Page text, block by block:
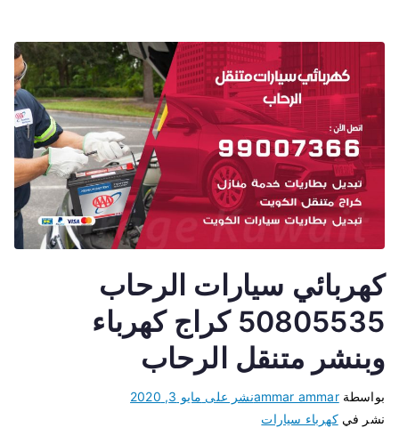
كهربائي سيارات الرحاب
50805535 كراج كهرباء
وبنشر متنقل الرحاب
بواسطةammar ammarنشر على مايو 3, 2020
نشر فيكهرباء سيارات